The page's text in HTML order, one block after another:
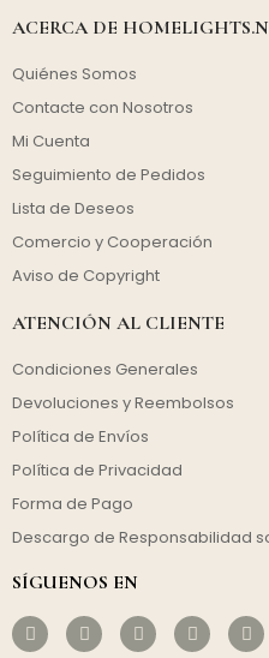
ACERCA DE
Quiénes Somos
Contacte con Nosotros
Mi Cuenta
Seguimiento de Pedidos
Lista de Deseos
Comercio y Cooperación
Aviso de Copyright
ATENCIÓN AL CLIENTE
Condiciones Generales
Devoluciones y Reembolsos
Política de Envíos
Política de Privacidad
Forma de Pago
Descargo de Responsabilidad
SÍGUENOS EN